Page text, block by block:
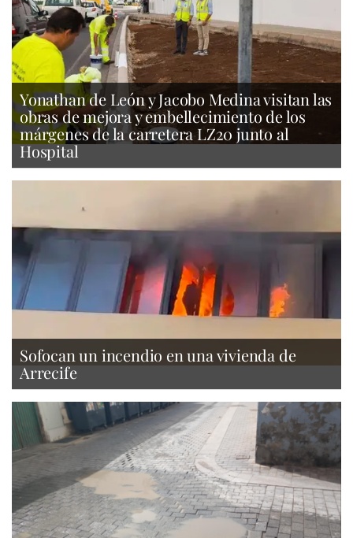
Yonathan de León y Jacobo Medina visitan las
obras de mejora y embellecimiento de los
márgenes de la carretera LZ20 junto al
Hospital
Sofocan un incendio en una vivienda de
Arrecife